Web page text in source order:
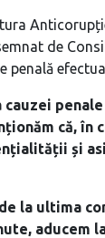
de
că,
și
la ultima
aducem